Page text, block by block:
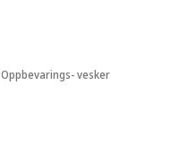
Oppbevarings- vesker